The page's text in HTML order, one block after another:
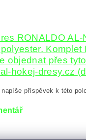
RONALDO
Komplet
objednat přes
hokej-dresy.cz
příspěvek k této